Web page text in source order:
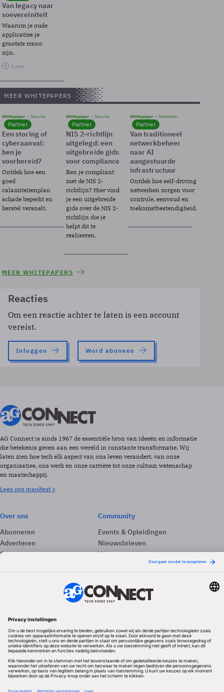
Van legacy naar
soevereiniteit
Waarom je oude
applicaties je
grootste risico
zijn.
1 min
MEER WHITEPAPERS
Whitepaper Security
Partner
Een storing of
cyberaanval:
ben je
voorbereid?
Ontdek hoe een
goed
calamiteitenplan
schade beperkt en
herstel versnelt.
Whitepaper Security
Partner
NIS 2-richtlijn
uitgelegd: een
uitgebreide gids
voor compliance
Ben je compliant
met de NIS 2-
richtlijn? Hier vind
je een uitgebreide
gids over de NIS 2-
richtlijn die je
helpt dit te
realiseren.
Whitepaper Netwerken
Partner
Van traditioneel
netwerkbeheer
naar AI
aangestuurde
infrastructuur
Ontdek hoe self-driving
netwerken zorgen voor
controle, eenvoud en
toekomstbestendigheid.
MEER WHITEPAPERS
Reacties
Om een reactie achter te laten is een account
vereist.
Inloggen Word abonnee
AG Connect is sinds 1967 de essentiële bron van ideeën en informatie
die betekenis geven aan een wereld in constante transformatie. Wij
laten zien hoe tech elk aspect van ons leven verandert, van onze
organisaties, ons werk en onze carrière tot onze cultuur, wetenschap
en maatschappij.
Lees ons manifest >
Over ons
Abonneren
Adverteren
Contact
Community
Events & Opleidingen
Nieuwsbrieven
Vacatures
Redactionele partner